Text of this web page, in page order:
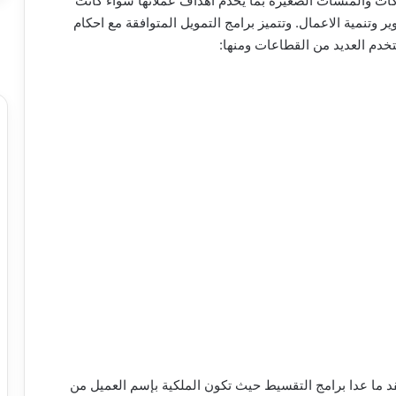
وتنمية الاعمال. وتتميز برامج التمويل المتوافقة مع احكام
العديد من القطاعات ومنها:
ما عدا برامج التقسيط حيث تكون الملكية بإسم العميل من